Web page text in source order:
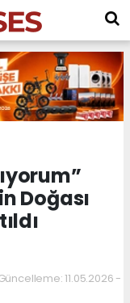
Doğası
11.05.2026 -